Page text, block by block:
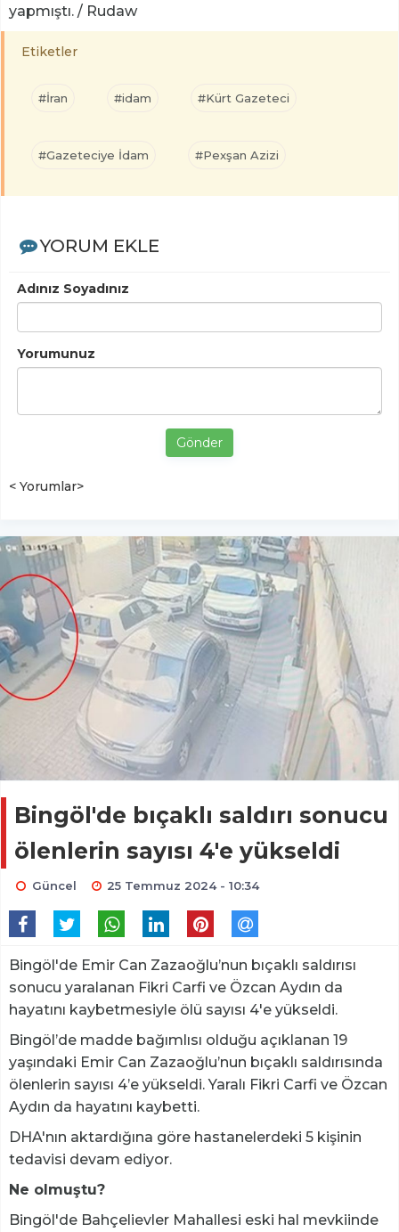
yapmıştı. / Rudaw
Etiketler
#İran #idam #Kürt Gazeteci
#Gazeteciye İdam #Pexşan Azizi
YORUM EKLE
Adınız Soyadınız
Yorumunuz
Gönder
< Yorumlar>
Bingöl'de bıçaklı saldırı sonucu
ölenlerin sayısı 4'e yükseldi
Güncel 25 Temmuz 2024 - 10:34
Bingöl'de Emir Can Zazaoğlu’nun bıçaklı saldırısı
sonucu yaralanan Fikri Carfi ve Özcan Aydın da
hayatını kaybetmesiyle ölü sayısı 4'e yükseldi.
Bingöl’de madde bağımlısı olduğu açıklanan 19
yaşındaki Emir Can Zazaoğlu’nun bıçaklı saldırısında
ölenlerin sayısı 4’e yükseldi. Yaralı Fikri Carfi ve Özcan
Aydın da hayatını kaybetti.
DHA'nın aktardığına göre hastanelerdeki 5 kişinin
tedavisi devam ediyor.
Ne olmuştu?
Bingöl'de Bahçelievler Mahallesi eski hal mevkiinde